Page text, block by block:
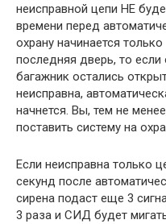
неисправной цепи НЕ
времени перед
охрану начинается
последняя дверь, то
багажник остались
неисправна,
начнется. Вы, тем не
поставить систему на
Если неисправна только
секунд после
сирена подаст еще 3
3 раза и СИД будет